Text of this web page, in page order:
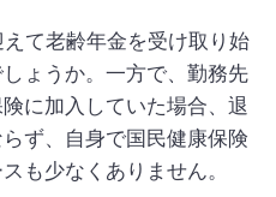
えて老齢年金を受け取り始
ょうか。一方で、勤務先
に加入していた場合、退
ず、自身で国民健康保険
も少なくありません。